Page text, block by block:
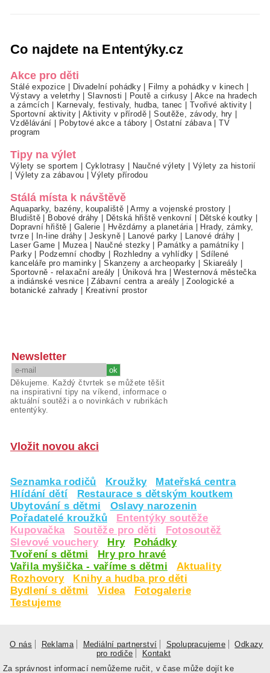
Co najdete na Ententýky.cz
Akce pro děti
Stálé expozice Divadelní pohádky Filmy a pohádky v kinech
Výstavy a veletrhy|Slavnosti Poutě a cirkusy
Akce na hradech
a zámcích
Karnevaly, festivaly, hudba, tanec Tvořivé aktivity
Sportovní aktivity|Aktivity v přírodě |Soutěže, závody, hry
Vzdělávání
Pobytové akce a tábory Ostatní zábava |TV
program
Tipy na výlet
Výlety se sportem Cyklotrasy Naučné výlety
Výlety za historií
Výlety za zábavou |Výlety přírodou
Stálá místa k návštěvě
Aquaparky, bazény, koupaliště |Army a vojenské prostory
Bludiště
Bobové dráhy Dětská hřiště venkovní Dětské koutky
Dopravní hřiště
Galerie Hvězdárny a planetária
Hrady, zámky,
tvrze| In-line dráhy |Jeskyně| Lanové parky Lanové dráhy
Laser Game
Muzea| Naučné stezky Památky a památníky
Parky| Podzemní chodby Rozhledny a vyhlídky
Sdílené
kanceláře pro maminky |Skanzeny a archeoparky Skiareály
Sportovně - relaxační areály
Úniková hra |Westernová městečka
a indiánské vesnice |Zábavní centra a areály |Zoologické a
botanické zahrady
Kreativní prostor
Newsletter
Děkujeme. Každý čtvrtek se můžete těšit
na inspirativní tipy na víkend, informace o
aktuální soutěži a o novinkách v rubrikách
ententýky.
Vložit novou akci
Seznamka rodičů Kroužky
Mateřská centra
Hlídání dětí
Restaurace s dětským koutkem
Ubytování s dětmi
Oslavy narozenin
Pořadatelé kroužků
Ententýky soutěže
Kupovačka
Soutěže pro děti
Fotosoutěž
Slevové vouchery
Hry
Pohádky
Tvoření s dětmi
Hry pro hravé
Vařila myšička - vaříme s dětmi
Aktuality
Rozhovory
Knihy a hudba pro děti
Bydlení s dětmi
Videa
Fotogalerie
Testujeme
O nás Reklama Mediální partnerství Spolupracujeme
Odkazy
pro rodiče
Kontakt
Za správnost informací nemůžeme ručit, v čase může dojít ke